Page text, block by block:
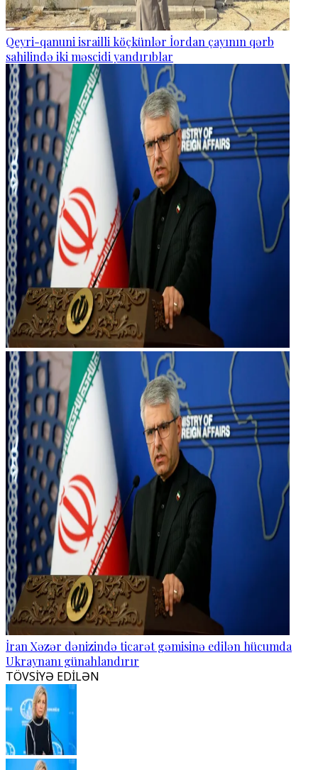
Qeyri-qanuni israilli köçkünlər İordan çayının qərb
sahilində iki məscidi yandırıblar
İran Xəzər dənizində ticarət gəmisinə edilən hücumda
Ukraynanı günahlandırır
TÖVSİYƏ EDİLƏN